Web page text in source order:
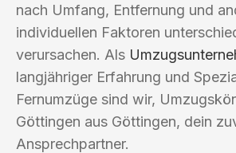
nach Umfang, Entfernung und
individuellen Faktoren
verursachen. Als
langjähriger Erfahrung und
Fernumzüge sind wir,
Göttingen aus Göttingen, dein
Ansprechpartner.